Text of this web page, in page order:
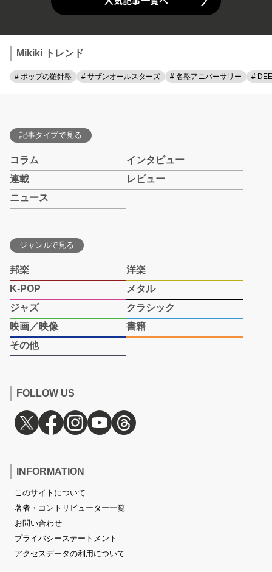
Mikiki トレンド
# ポップの羅針盤 # サザンオールスターズ # 名盤アニバーサリー #
記事タイプで見る
コラム
インタビュー
連載
レビュー
ニュース
ジャンルで見る
邦楽
洋楽
K-POP
メタル
ジャズ
クラシック
映画／映像
書籍
その他
FOLLOW US
INFORMATION
このサイトについて
著者・コントリビューター一覧
お問い合わせ
プライバシーステートメント
アクセスデータの利用について